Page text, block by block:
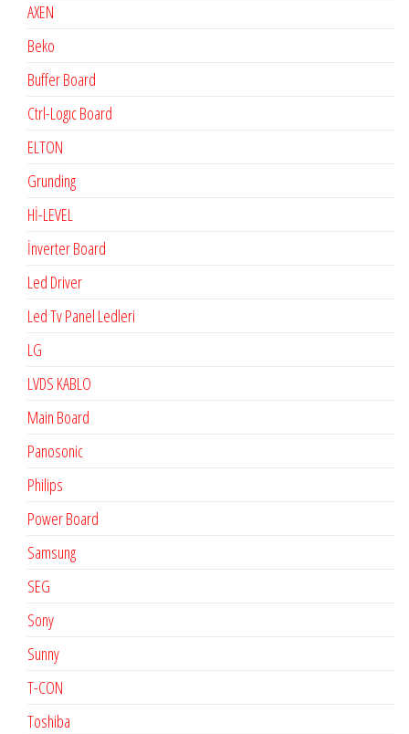
AXEN
Beko
Buffer Board
Ctrl-Logıc Board
ELTON
Grunding
Hİ-LEVEL
İnverter Board
Led Driver
Led Tv Panel Ledleri
LG
LVDS KABLO
Main Board
Panosonic
Philips
Power Board
Samsung
SEG
Sony
Sunny
T-CON
Toshiba